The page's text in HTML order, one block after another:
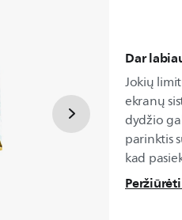
Dar
Jokių
ekranų
dydžio
parinktis
kad